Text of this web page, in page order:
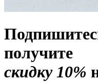
получите
скидку 10%